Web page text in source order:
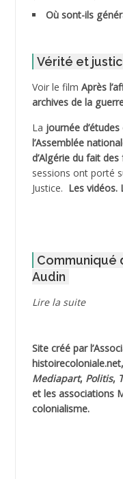
ADDECHE Rachid
ADELIOUAT Vve AIT
ADJANI Khaled
ADJAOUT
ADNI Mohamed Akli
ADOUL Arab *
AGOULMINE
AHLOUCHE
AIBLIED Ahmed
Où sont-ils
Vérité et
Voir le film Après
archives de la
La journée
l’Assemblée
d’Algérie du fait
sessions ont porté
Justice. Les vidéos.
Communiqué
Audin
Lire la suite
Site créé par l’
histoirecoloniale.net
Mediapart, Politis,
et les associations
colonialisme.